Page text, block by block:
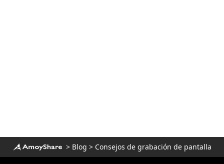
> Blog > Consejos de grabación de pantalla